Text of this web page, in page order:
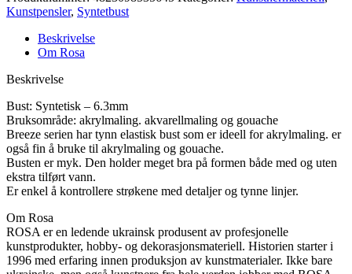
1226FR
ovalpensel
2
antall
Kunstpensler, Syntetbust
Beskrivelse
Om Rosa
Beskrivelse
Bust: Syntetisk – 6.3mm
Bruksområde: akrylmaling. akvarellmaling og gouache
Breeze serien har tynn elastisk bust som er ideell for akrylmaling. er
også fin å bruke til akrylmaling og gouache.
Busten er myk. Den holder meget bra på formen både med og uten
ekstra tilført vann.
Er enkel å kontrollere strøkene med detaljer og tynne linjer.
Om Rosa
ROSA er en ledende ukrainsk produsent av profesjonelle
kunstprodukter, hobby- og dekorasjonsmateriell. Historien starter i
1996 med erfaring innen produksjon av kunstmaterialer. Ikke bare